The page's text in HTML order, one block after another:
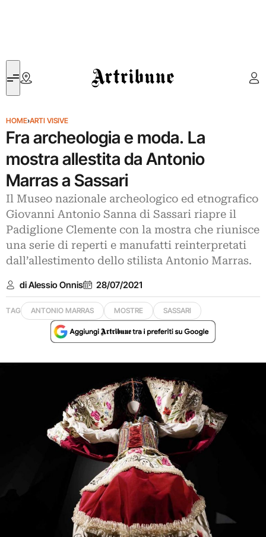
Artribune
HOME›ARTI VISIVE
Fra archeologia e moda. La
mostra allestita da Antonio
Marras a Sassari
Il Museo nazionale archeologico ed etnografico
Giovanni Antonio Sanna di Sassari riapre il
Padiglione Clemente con la mostra che riunisce
una serie di reperti e manufatti reinterpretati
dall’allestimento dello stilista Antonio Marras.
di Alessio Onnis 28/07/2021
TAG ANTONIO MARRAS MOSTRE SASSARI